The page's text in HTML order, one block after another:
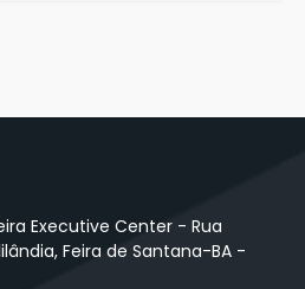
Executive Center - Rua
Feira de Santana-BA -